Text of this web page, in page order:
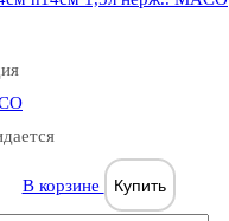
В корзине Купить